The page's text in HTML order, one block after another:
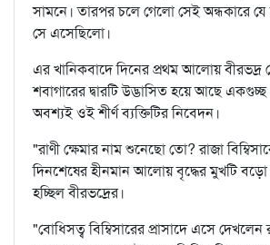
সামনে। তারপর চলে গেলো সেই অন্ধকারে
সে এসেছিলো।
এর খানিকবাদে দিনের প্রথম আলোয়
শবাগারের দ্বারটি উদ্ভাসিত হয়ে আছে একগুচ্ছ
অবশ্যই ওই শীর্ণ ব্যক্তিটির নিবেদন।
"রাণী ক্ষেমার নাম শুনেছো তো? রাজা
দিনশেষের হীনমান আলোয় বৃদ্ধের মুখটি বড়ো
হচ্ছিল বীরভদ্রের।
"বোধিসত্ব বিম্বিসারের প্রাসাদে এসে দেখলেন